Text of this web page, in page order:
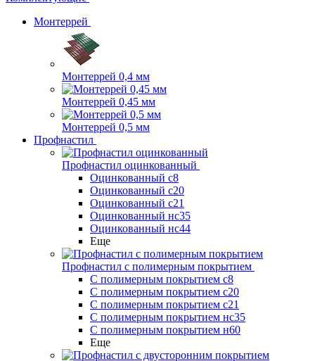
Монтеррей
Монтеррей 0,4 мм
Монтеррей 0,45 мм
Монтеррей 0,5 мм
Профнастил
Профнастил оцинкованный
Оцинкованный с8
Оцинкованный с20
Оцинкованный с21
Оцинкованный нс35
Оцинкованный нс44
Еще
Профнастил с полимерным покрытием
С полимерным покрытием с8
С полимерным покрытием с20
С полимерным покрытием с21
С полимерным покрытием нс35
С полимерным покрытием н60
Еще